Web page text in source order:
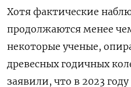
Хотя фактические
продолжаются менее
некоторые ученые,
древесных годичных
заявили, что в 2023